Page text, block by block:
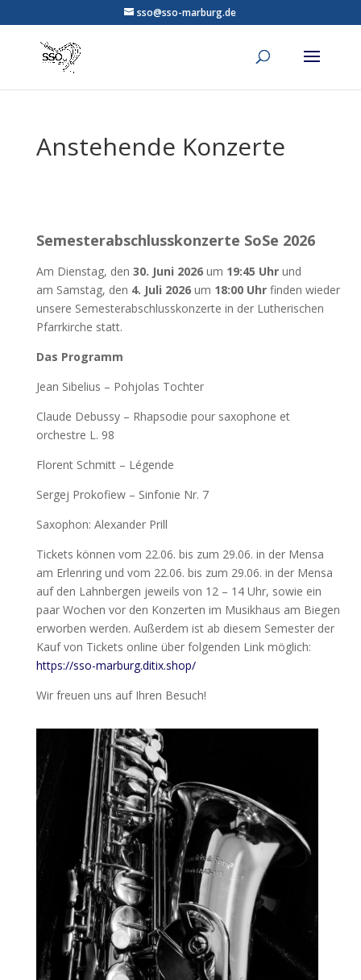
sso@sso-marburg.de
Anstehende Konzerte
Semesterabschlusskonzerte SoSe 2026
Am Dienstag, den 30. Juni 2026 um 19:45 Uhr und
am Samstag, den 4. Juli 2026 um 18:00 Uhr finden wieder
unsere Semesterabschlusskonzerte in der Lutherischen
Pfarrkirche statt.
Das Programm
Jean Sibelius – Pohjolas Tochter
Claude Debussy – Rhapsodie pour saxophone et
orchestre L. 98
Florent Schmitt – Légende
Sergej Prokofiew – Sinfonie Nr. 7
Saxophon: Alexander Prill
Tickets können vom 22.06. bis zum 29.06. in der Mensa
am Erlenring und vom 22.06. bis zum 29.06. in der Mensa
auf den Lahnbergen jeweils von 12 – 14 Uhr, sowie ein
paar Wochen vor den Konzerten im Musikhaus am Biegen
erworben werden. Außerdem ist ab diesem Semester der
Kauf von Tickets online über folgenden Link möglich:
https://sso-marburg.ditix.shop/
Wir freuen uns auf Ihren Besuch!